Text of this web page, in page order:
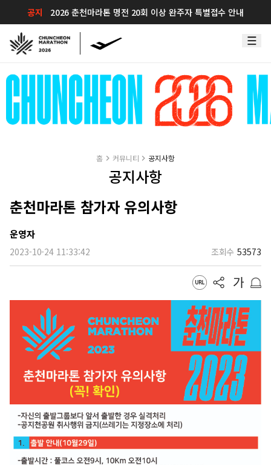
공지 2026 춘천마라톤 명전 20회 이상 완주자 특별접수 안내
홈 커뮤니티 공지사항
공지사항
춘천마라톤 참가자 유의사항
운영자
2023-10-24 11:33:42 조회수 53573